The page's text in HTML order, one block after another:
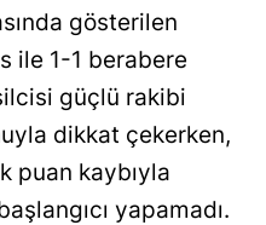
gösterilen
ile 1-1 berabere
güçlü rakibi
dikkat çekerken,
puan kaybıyla
yapamadı.